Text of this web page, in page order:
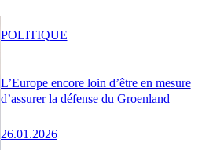
L’Europe encore loin d’être en mesure
d’assurer la défense du Groenland
26.01.2026
POLITIQUE